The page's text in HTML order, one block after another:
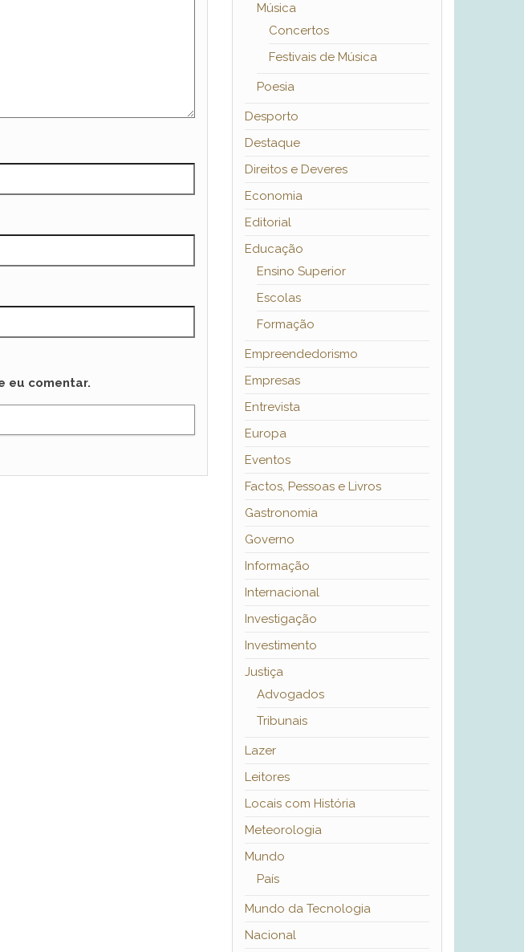
eu comentar.
Música
Concertos
Festivais de Música
Poesia
Desporto
Destaque
Direitos e Deveres
Economia
Editorial
Educação
Ensino Superior
Escolas
Formação
Empreendedorismo
Empresas
Entrevista
Europa
Eventos
Factos, Pessoas e Livros
Gastronomia
Governo
Informação
Internacional
Investigação
Investimento
Justiça
Advogados
Tribunais
Lazer
Leitores
Locais com História
Meteorologia
Mundo
País
Mundo da Tecnologia
Nacional